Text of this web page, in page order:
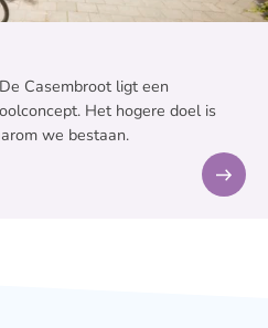
Casembroot ligt een
Het hogere doel is
we bestaan.